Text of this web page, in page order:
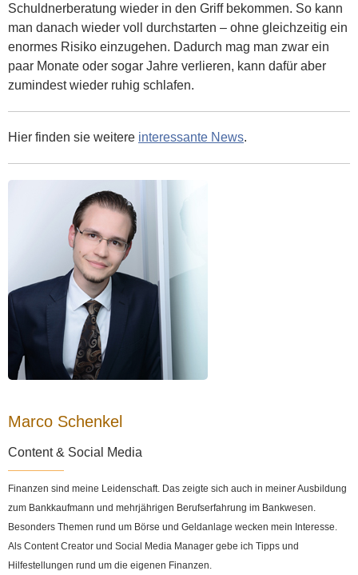
Schuldnerberatung wieder in den Griff bekommen. So kann
man danach wieder voll durchstarten – ohne gleichzeitig ein
enormes Risiko einzugehen. Dadurch mag man zwar ein
paar Monate oder sogar Jahre verlieren, kann dafür aber
zumindest wieder ruhig schlafen.
Hier finden sie weitere interessante News.
Marco Schenkel
Content & Social Media
Finanzen sind meine Leidenschaft. Das zeigte sich auch in meiner Ausbildung
zum Bankkaufmann und mehrjährigen Berufserfahrung im Bankwesen.
Besonders Themen rund um Börse und Geldanlage wecken mein Interesse.
Als Content Creator und Social Media Manager gebe ich Tipps und
Hilfestellungen rund um die eigenen Finanzen.